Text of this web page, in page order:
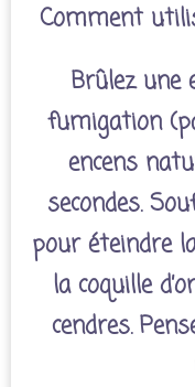
Comment
Brûlez une
fumigation
encens
secondes.
pour éteindre
la coquille
cendres.